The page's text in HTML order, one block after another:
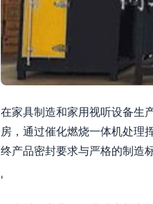
在家具制造和家用视听设备生
房，通过催化燃烧一体机处理
终产品密封要求与严格的制造
'